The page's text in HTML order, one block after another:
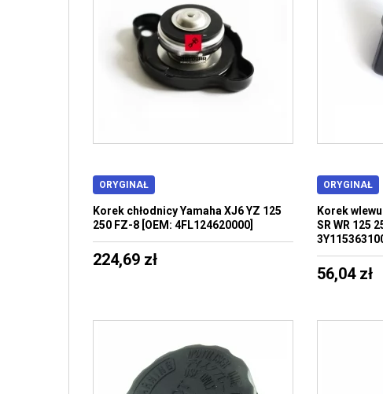
ORYGINAŁ
Korek chłodnicy Yamaha XJ6 YZ 125
250 FZ-8 [OEM: 4FL124620000]
224,69 zł
ORYGINAŁ
Korek
SR WR 125
56,04 zł